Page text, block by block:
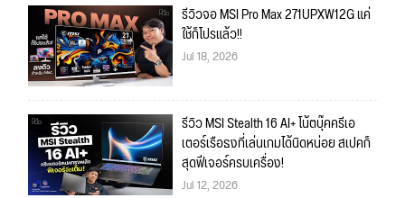
รีวิวจอ MSI Pro Max 271UPXW12G แค่
ใช้ก็โปรแล้ว!!
Jul 18, 2026
รีวิว MSI Stealth 16 AI+ โน้ตบุ๊คครีเอ
เตอร์เรือธงที่เล่นเกมได้นิดหน่อย สเปคก็
สุดฟีเจอร์ครบเครื่อง!
Jul 12, 2026